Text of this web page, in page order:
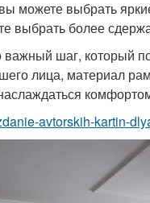
можете выбрать
выбрать более
шаг, который
лица, материал
avtorskih-kartin-